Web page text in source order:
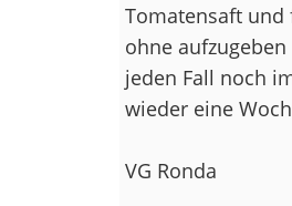
Tomatensaft und
ohne
jeden Fall noch
wieder eine
VG Ronda